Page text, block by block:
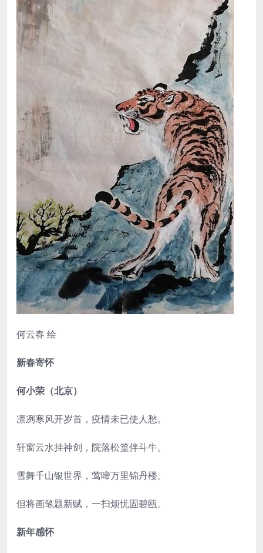
何云春 绘
新春寄怀
何小荣（北京）
凛冽寒风开岁首，疫情未已使人愁。
轩窗云水挂神剑，院落松篁伴斗牛。
雪舞千山银世界，莺啼万里锦丹楼。
但将画笔题新赋，一扫烦忧固碧瓯。
新年感怀